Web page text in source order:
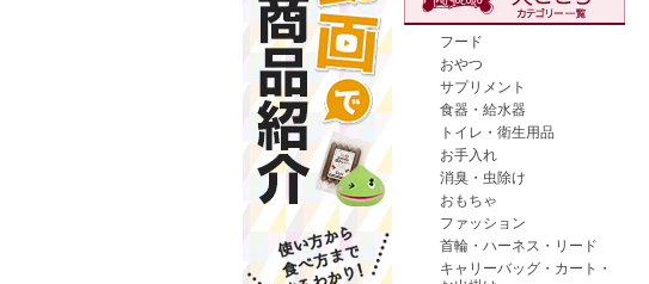
フード
おやつ
サプリメント
食器・給水器
トイレ・衛生用品
お手入れ
消臭・虫除け
おもちゃ
ファッション
首輪・ハーネス・リード
キャリーバッグ・カート・